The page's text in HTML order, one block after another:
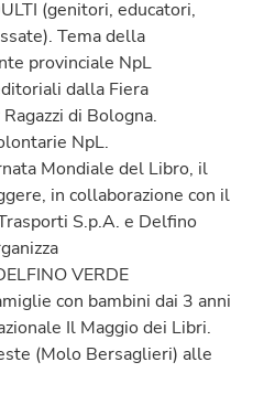
(genitori, educatori,
Tema della
provinciale NpL
dalla Fiera
di Bologna.
NpL.
Mondiale del Libro, il
in collaborazione con il
S.p.A. e Delfino
VERDE
con bambini dai 3 anni
Il Maggio dei Libri.
(Molo Bersaglieri) alle